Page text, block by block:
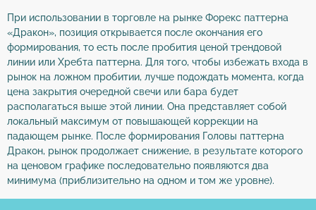
При использовании в торговле на рынке Форекс паттерна
«Дракон», позиция открывается после окончания его
формирования, то есть после пробития ценой трендовой
линии или Хребта паттерна. Для того, чтобы избежать входа в
рынок на ложном пробитии, лучше подождать момента, когда
цена закрытия очередной свечи или бара будет
располагаться выше этой линии. Она представляет собой
локальный максимум от повышающей коррекции на
падающем рынке. После формирования Головы паттерна
Дракон, рынок продолжает снижение, в результате которого
на ценовом графике последовательно появляются два
минимума (приблизительно на одном и том же уровне).